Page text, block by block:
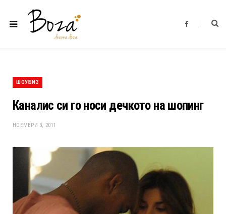
F
b
ШОУБИЗ
Каналис си го носи дечкото на шопинг
НОЕМВРИ 3, 2011